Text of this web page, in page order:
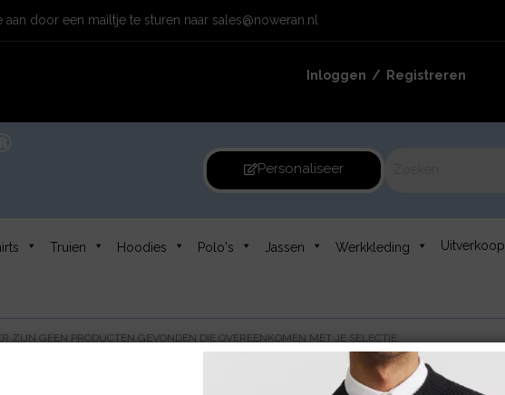
door een mailtje te sturen naar sales@noweran.nl
Inloggen / Registreren
Personaliseer
Truien Hoodies Polo's Jassen Werkkleding Uitverkoop
ZIJN GEEN PRODUCTEN GEVONDEN DIE OVEREENKOMEN MET JE SELECTIE.